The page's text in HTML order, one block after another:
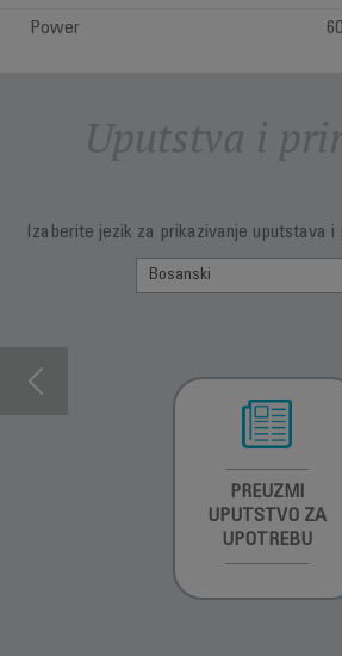
Power
Uputstva i
Izaberite jezik za prikazivanje uputstava i
PREUZMI
UPUTSTVO ZA
UPOTREBU